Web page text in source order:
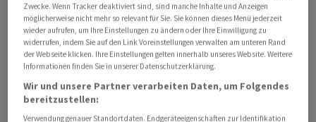
Anleger warteten auf die am Dienstag anstehenden
Zwecke. Wenn Tracker deaktiviert sind, sind manche Inhalte und Anzeigen
möglicherweise nicht mehr so relevant für Sie. Sie können dieses Menü jederzeit
wieder aufrufen, um Ihre Einstellungen zu ändern oder Ihre Einwilligung zu
widerrufen, indem Sie auf den Link Voreinstellungen verwalten am unteren Rand
der Webseite klicken. Ihre Einstellungen gelten innerhalb unseres Website. Weitere
Informationen finden Sie in unserer Datenschutzerklärung.
Wir und unsere Partner verarbeiten Daten, um Folgendes
bereitzustellen:
Verwendung genauer Standortdaten. Endgeräteeigenschaften zur Identifikation